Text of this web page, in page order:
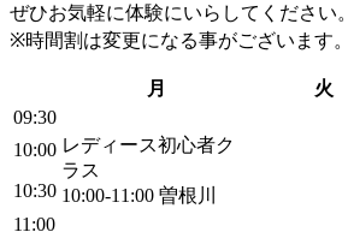
ぜひお気軽に体験にいらしてください。
※時間割は変更になる事がございます。
月 火
09:30
10:00 レディース初心者ク
ラス
10:00-11:00 曽根川
10:30
11:00